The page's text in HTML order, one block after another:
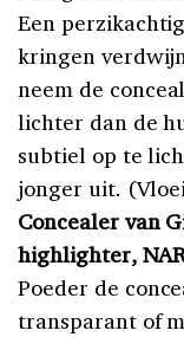
Een
kringen
neem de
lichter dan de
subtiel op te
jonger uit.
Concealer van
highlighter,
Poeder de
transparant of